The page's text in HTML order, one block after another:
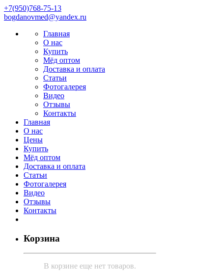
+7(950)768-75-13
bоgdаnovmеd@yаndех.ru
Главная
О нас
Купить
Мёд оптом
Доставка и оплата
Статьи
Фотогалерея
Видео
Отзывы
Контакты
Главная
О нас
Цены
Купить
Мёд оптом
Доставка и оплата
Статьи
Фотогалерея
Видео
Отзывы
Контакты
Корзина
В корзине еще нет товаров.